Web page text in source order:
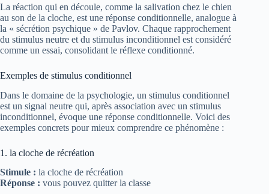
La réaction qui en découle, comme la salivation chez le chien
au son de la cloche, est une réponse conditionnelle, analogue à
la « sécrétion psychique » de Pavlov. Chaque rapprochement
du stimulus neutre et du stimulus inconditionnel est considéré
comme un essai, consolidant le réflexe conditionné.
Exemples de stimulus conditionnel
Dans le domaine de la psychologie, un stimulus conditionnel
est un signal neutre qui, après association avec un stimulus
inconditionnel, évoque une réponse conditionnelle. Voici des
exemples concrets pour mieux comprendre ce phénomène :
1. la cloche de récréation
Stimule : la cloche de récréation
Réponse : vous pouvez quitter la classe